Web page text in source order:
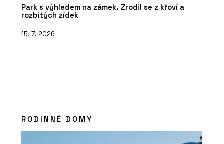
Park s výhledem na zámek. Zrodil se z křoví a
rozbitých zídek
15. 7. 2026
RODINNÉ DOMY